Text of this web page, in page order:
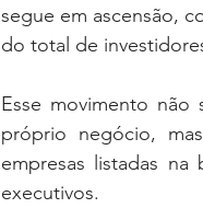
segue em ascensão,
do total de
Esse movimento
próprio negócio,
empresas listadas
executivos.